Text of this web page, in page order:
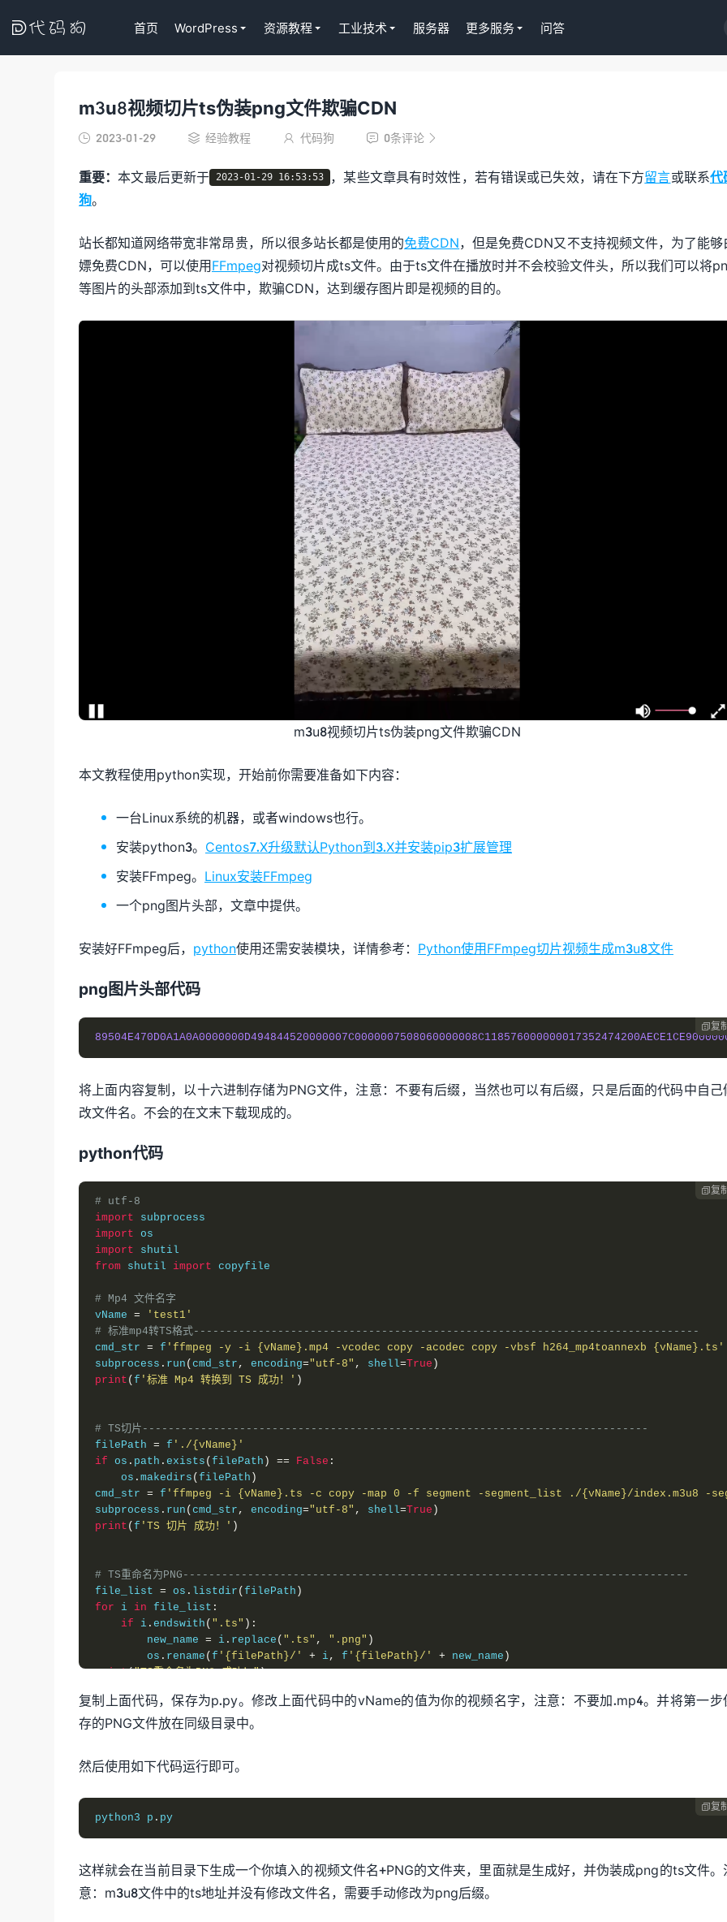
 首页 WordPress 资源教程 工业技术 服务器 更多服务 问答
m3u8视频切片ts伪装png文件欺骗CDN
 2023-01-29  经验教程  代码狗  0条评论 
重要：本文最后更新于 2023-01-29 16:53:53 ，某些文章具有时效性，若有错误或已失效，请在下方留言或联系代
狗。
站长都知道网络带宽非常昂贵，所以很多站长都是使用的免费CDN，但是免费CDN又不支持视频文件，为了能够
嫖免费CDN，可以使用FFmpeg对视频切片成ts文件。由于ts文件在播放时并不会校验文件头，所以我们可以将
等图片的头部添加到ts文件中，欺骗CDN，达到缓存图片即是视频的目的。
m3u8视频切片ts伪装png文件欺骗CDN
本文教程使用python实现，开始前你需要准备如下内容：
一台Linux系统的机器，或者windows也行。
安装python3。 Centos7.X升级默认Python到3.X并安装pip3扩展管理
安装FFmpeg。 Linux安装FFmpeg
一个png图片头部，文章中提供。
安装好FFmpeg后， python使用还需安装模块，详情参考： Python使用FFmpeg切片视频生成m3u8文件
png图片头部代码
复制
将上面内容复制，以十六进制存储为PNG文件，注意：不要有后缀，当然也可以有后缀，只是后面的代码中自己
改文件名。不会的在文末下载现成的。
python代码
复制
# utf-8
import
import
import
from shutil import copyfile
# Mp4 文件名字
vName =
'test1'
# 标准mp4转TS格式------------------------------------------------------------------------------
cmd_str = f 'ffmpeg -y -i {vName}.mp4 -vcodec copy -acodec copy -vbsf h264_mp4toannexb {vName}.ts'
subprocess . run (cmd_str , encoding="utf-8" , shell=True )
print (f '标准 Mp4 转换到 TS 成功！' )
# TS切片------------------------------------------------------------------------------
filePath = f './{vName}'
if os . path . exists (filePath ) == False :
    os
. makedirs (filePath )
cmd_str = f 'ffmpeg -i {vName}.ts -c copy -map 0 -f segment -segment_list ./{vName}/index.m3u8 -
subprocess . run (cmd_str , encoding="utf-8" , shell=True )
print (f 'TS 切片 成功！' )
# TS重命名为PNG------------------------------------------------------------------------------
file_list = os . listdir (filePath )
for i in file_list :
if i . endswith ( ".ts" ):
        new_name
= i . replace ( ".ts" , ".png" )
        os
. rename (f '{filePath}/' + i, f '{filePath}/' + new_name )
print("TS重命名为PNG 成功！")
# PNG文件添加PNG文件头------------------------------------------------------------------------------
if os.path.exists(rewritePath
for i in file_list:
if i . endswith
        copyfile
(f'{filePath}/' + i, f'{rewritePath}/' + i
for i in file_list:
复制上面代码，保存为p.py。修改上面代码中的vName的值为你的视频名字，注意：不要加.mp4。并将第一步
存的PNG文件放在同级目录中。
然后使用如下代码运行即可。
复制
python3 p . py
这样就会在当前目录下生成一个你填入的视频文件名+PNG的文件夹，里面就是生成好，并伪装成png的ts文件。
意：m3u8文件中的ts地址并没有修改文件名，需要手动修改为png后缀。
Tutor LMS插件授权
WordPress正版Tutor LMS在线
去购买